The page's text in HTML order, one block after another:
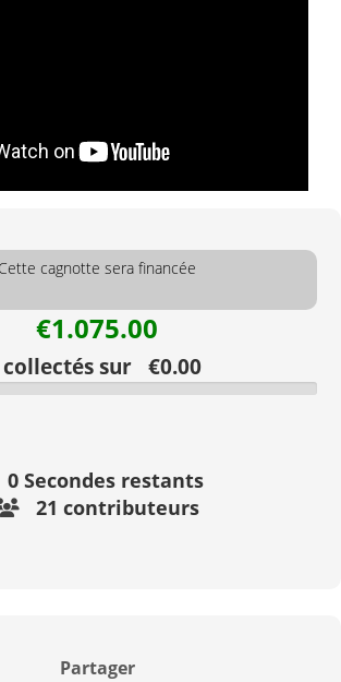
Cette cagnotte sera financée
€1.075.00
collectés sur €0.00
0Secondes restants
21 contributeurs
Partager